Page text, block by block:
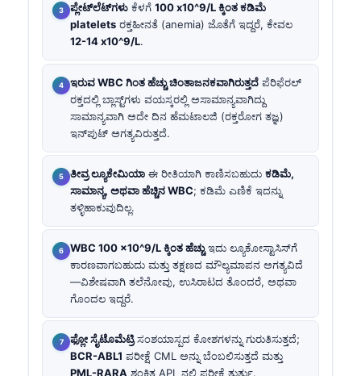
ಪ್ಲೇಟ್‌ಲೆಟ್‌ಗಳು ಕೆಳಗೆ 100 x10^9/L ಕ್ಕಿಂತ ಕಡಿಮೆ
platelets ರಕ್ತಹೀನತೆ (anemia) ಜೊತೆಗೆ ಇದ್ದರೆ, ಕೇವಲ
12-14 x10^9/L.
ಇರುವ WBC ಗಿಂತ ಹೆಚ್ಚು ಚಿಂತಾಜನಕವಾಗಿರುತ್ತದೆ ಪೆರಿಫೆರಲ್
ರಕ್ತದಲ್ಲಿ ಬ್ಲಾಸ್ಟ್‌ಗಳು ವಯಸ್ಕರಲ್ಲಿ ಅಸಾಮಾನ್ಯವಾಗಿದ್ದು
ಸಾಮಾನ್ಯವಾಗಿ ಅದೇ ದಿನ ಹೆಮಟಾಲಜಿ (ರಕ್ತರೋಗ ತಜ್ಞ)
ಇನ್‌ಪುಟ್ ಅಗತ್ಯವಿರುತ್ತದೆ.
ತೀವ್ರ ಲ್ಯೂಕೇಮಿಯಾ ಈ ರೀತಿಯಾಗಿ ಕಾಣಿಸಬಹುದು ಕಡಿಮೆ,
ಸಾಮಾನ್ಯ, ಅಥವಾ ಹೆಚ್ಚಿನ WBC; ಕಡಿಮೆ ಎಣಿಕೆ ಇದನ್ನು
ತಳ್ಳಿಹಾಕುವುದಿಲ್ಲ.
WBC 100 x10^9/L ಕ್ಕಿಂತ ಹೆಚ್ಚುಇದು ಲ್ಯೂಕೋಸ್ಟಾಸಿಸ್‌ಗೆ
ಕಾರಣವಾಗಬಹುದು ಮತ್ತು ತಕ್ಷಣದ ಮೌಲ್ಯಮಾಪನ ಅಗತ್ಯವಿದೆ
—ವಿಶೇಷವಾಗಿ ತಲೆನೋವು, ಉಸಿರಾಟದ ತೊಂದರೆ, ಅಥವಾ
ಗೊಂದಲ ಇದ್ದರೆ.
ಫ್ಲೋ ಸೈಟೊಮೆಟ್ರಿಸಂಶಯಾಸ್ಪದ ಕೋಶಗಳನ್ನು ಗುರುತಿಸುತ್ತದೆ;
BCR-ABL1 ಪರೀಕ್ಷೆ CML ಅನ್ನು ಬೆಂಬಲಿಸುತ್ತದೆ ಮತ್ತು
PML-RARA ಶಂಕಿತ APL ನಲ್ಲಿ ಪರೀಕ್ಷೆ ತುರ್ತು.